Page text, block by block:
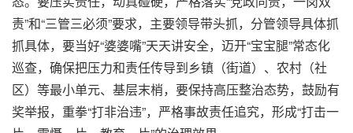
责”和“三管三必须”要求，主要领导带头抓，分管领导具体抓
抓具体，要当好“婆婆嘴”天天讲安全，迈开“宝宝腿”常态化
巡查，确保把压力和责任传导到乡镇（街道）、农村（社
区）等最小单元、基层末梢，要保持高压整治态势，鼓励有
奖举报，重拳“打非治违”，严格事故责任追究，形成“打击一